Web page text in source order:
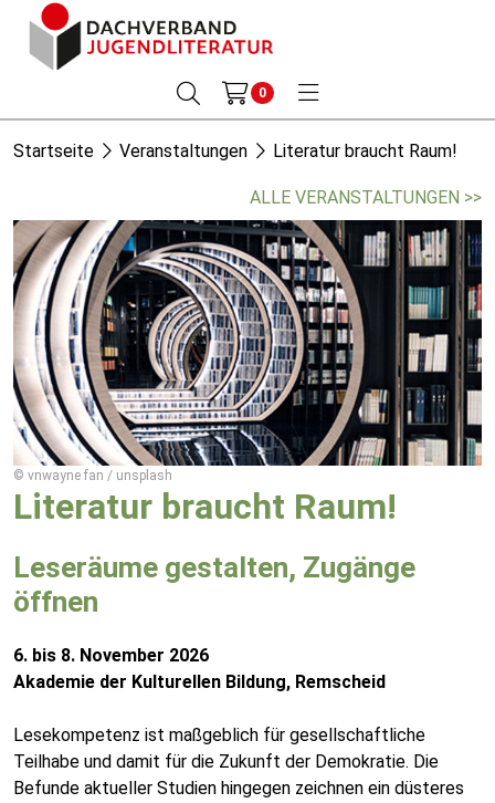
0
Startseite Veranstaltungen Literatur braucht Raum!
ALLE VERANSTALTUNGEN >>
© vnwayne fan / unsplash
Literatur braucht Raum!
Leseräume gestalten, Zugänge
öffnen
6. bis 8. November 2026
Akademie der Kulturellen Bildung, Remscheid
Lesekompetenz ist maßgeblich für gesellschaftliche
Teilhabe und damit für die Zukunft der Demokratie. Die
Befunde aktueller Studien hingegen zeichnen ein düsteres